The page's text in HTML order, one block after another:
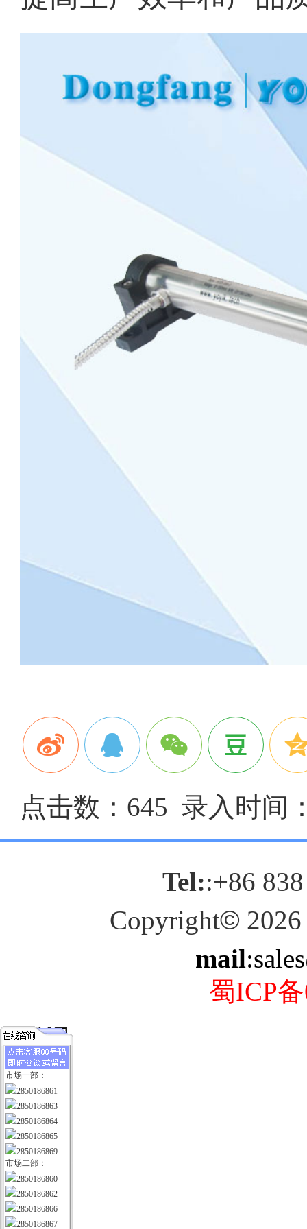
点击数：645 录入时间
Tel::+86
Copyright© 2026
mail
蜀ICP
市场一部：
2850186861
2850186863
2850186864
2850186865
2850186869
市场二部：
2850186860
2850186862
2850186866
2850186867